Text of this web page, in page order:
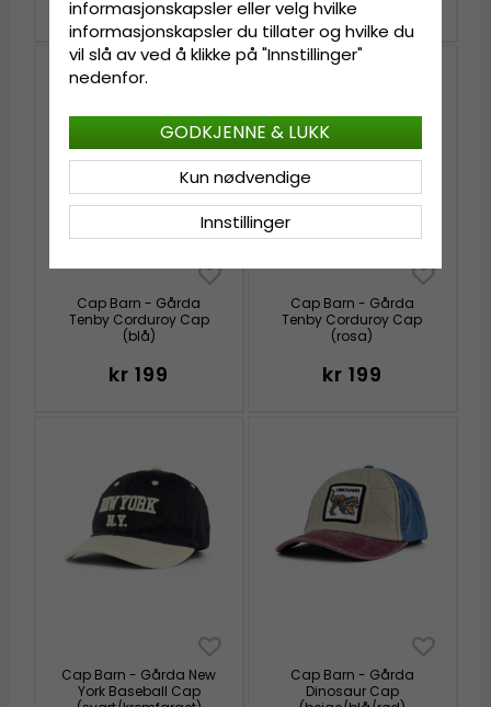
Cap Barn - Gårda
Tenby Corduroy Cap
(blå)
kr 199
Cap Barn - Gårda
Tenby Corduroy Cap
(rosa)
kr 199
Cap Barn - Gårda New
York Baseball Cap
Cap Barn - Gårda
Dinosaur Cap
informasjonskapsler eller velg hvilke
informasjonskapsler du tillater og hvilke du
vil slå av ved å klikke på "Innstillinger"
nedenfor.
Innstillinger
Kun nødvendige
GODKJENNE & LUKK